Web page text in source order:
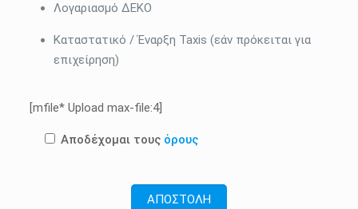
Λογαριασμό ΔΕΚΟ
Καταστατικό / Έναρξη Taxis (εάν πρόκειται για
επιχείρηση)
[mfile* Upload max-file:4]
Αποδέχομαι τους όρους